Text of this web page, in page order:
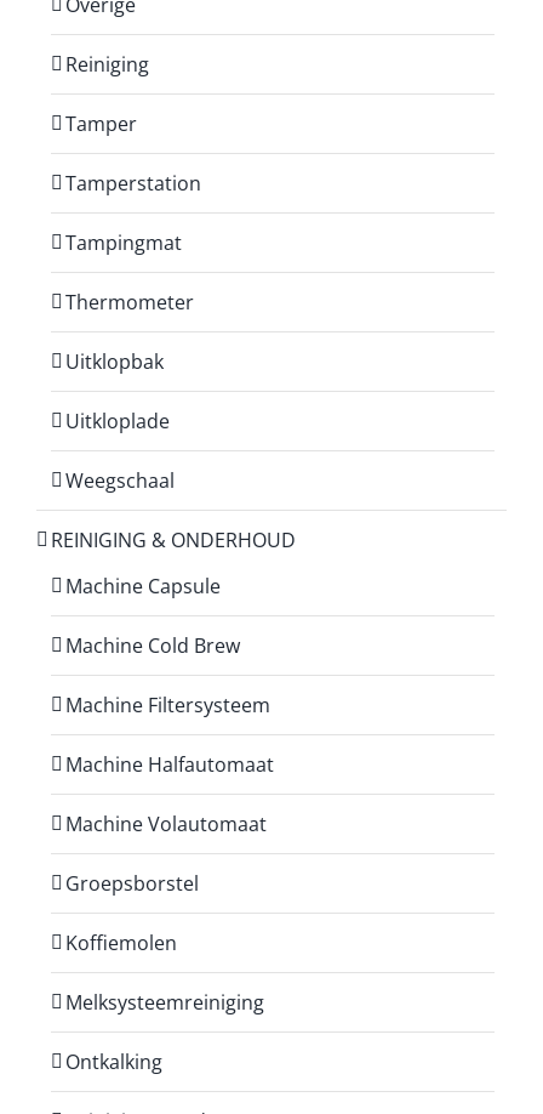
Reiniging
Tamper
Tamperstation
Tampingmat
Thermometer
Uitklopbak
Uitkloplade
Weegschaal
REINIGING & ONDERHOUD
Machine Capsule
Machine Cold Brew
Machine Filtersysteem
Machine Halfautomaat
Machine Volautomaat
Groepsborstel
Koffiemolen
Melksysteemreiniging
Ontkalking